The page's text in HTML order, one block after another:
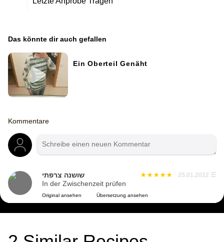
Das könnte dir auch gefallen
Ein Oberteil Genäht
Kommentare
שושנה צרפתי 25.01.2022 ☰
In der Zwischenzeit prüfen
Original ansehen Übersetzung ansehen